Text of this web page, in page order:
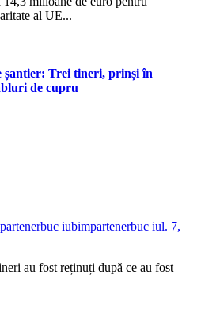
al UE...
șantier: Trei tineri, prinși în
de cupru
iubimpartenerbuc iul. 7,